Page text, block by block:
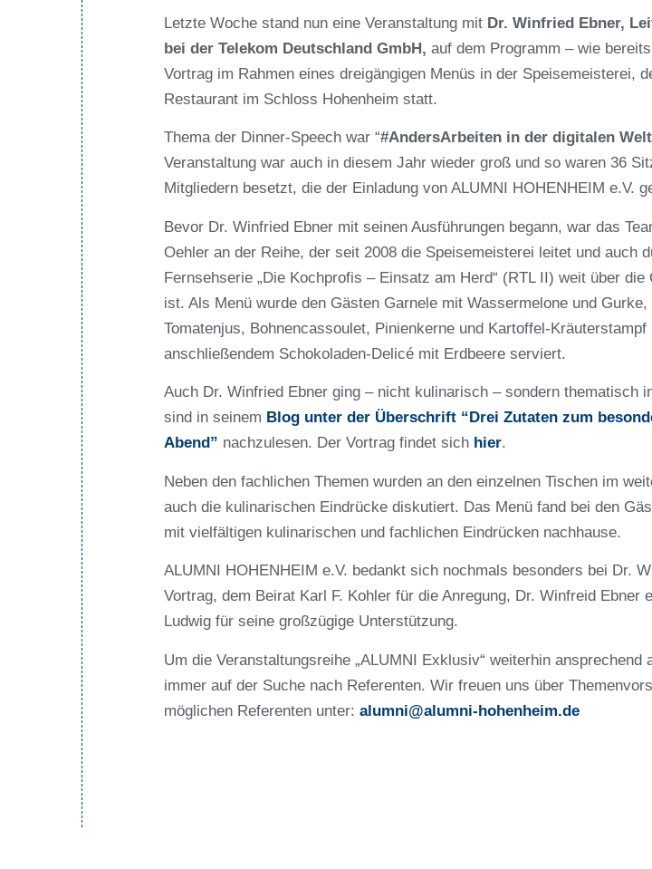
Letzte Woche stand nun eine Veranstaltung mit Dr. Winfried Ebner,
bei der Telekom Deutschland GmbH, auf dem Programm – wie
Vortrag im Rahmen eines dreigängigen Menüs in der Speisemeisterei,
Restaurant im Schloss Hohenheim statt.
Thema der Dinner-Speech war “#AndersArbeiten in der digitalen Welt
Veranstaltung war auch in diesem Jahr wieder groß und so waren 36
Mitgliedern besetzt, die der Einladung von ALUMNI HOHENHEIM e.V.
Bevor Dr. Winfried Ebner mit seinen Ausführungen begann, war das
Oehler an der Reihe, der seit 2008 die Speisemeisterei leitet und auch
Fernsehserie „Die Kochprofis – Einsatz am Herd“ (RTL II) weit über
ist. Als Menü wurde den Gästen Garnele mit Wassermelone und Gurke,
Tomatenjus, Bohnencassoulet, Pinienkerne und Kartoffel-Kräuterstampf
anschließendem Schokoladen-Delicé mit Erdbeere serviert.
Auch Dr. Winfried Ebner ging – nicht kulinarisch – sondern thematisch
sind in seinem Blog unter der Überschrift “Drei Zutaten zum
Abend” nachzulesen. Der Vortrag findet sich hier.
Neben den fachlichen Themen wurden an den einzelnen Tischen im
auch die kulinarischen Eindrücke diskutiert. Das Menü fand bei den
mit vielfältigen kulinarischen und fachlichen Eindrücken nachhause.
ALUMNI HOHENHEIM e.V. bedankt sich nochmals besonders bei Dr.
Vortrag, dem Beirat Karl F. Kohler für die Anregung, Dr. Winfreid Ebner
Ludwig für seine großzügige Unterstützung.
Um die Veranstaltungsreihe „ALUMNI Exklusiv“ weiterhin ansprechend
immer auf der Suche nach Referenten. Wir freuen uns über
möglichen Referenten unter: alumni@alumni-hohenheim.de